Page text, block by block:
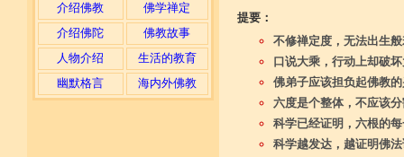
介绍佛教
佛学禅定
介绍佛陀
佛教故事
人物介绍
生活的教育
幽默格言
海内外佛教
提要：
不修禅定度，无法出生
口说大乘，行动上却破
佛弟子应该担负起佛教
六度是个整体，不应该
科学已经证明，六根的
科学越发达，越证明佛